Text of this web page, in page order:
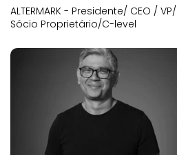
ALTERMARK - Presidente/ CEO / VP/
Sócio Proprietário/C-level